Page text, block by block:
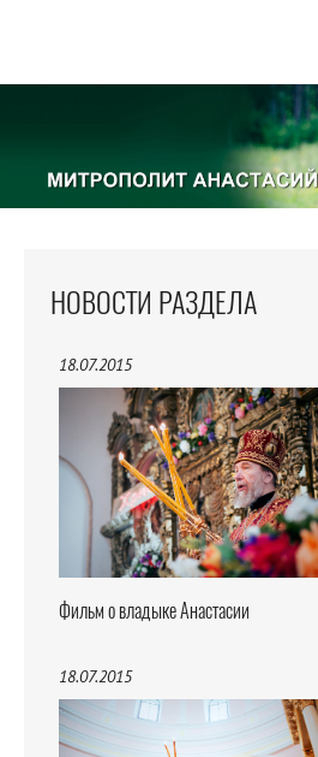
НОВОСТИ РАЗДЕЛА
18.07.2015
Фильм о владыке Анастасии
18.07.2015